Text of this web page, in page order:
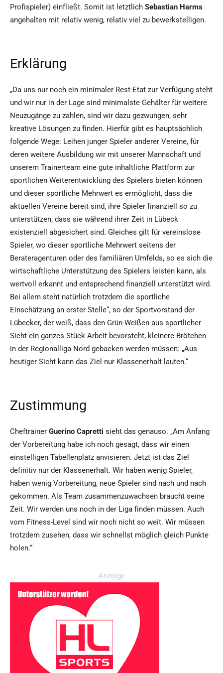
Profispieler) einfließt. Somit ist letztlich Sebastian Harms
angehalten mit relativ wenig, relativ viel zu bewerkstelligen.
Erklärung
„Da uns nur noch ein minimaler Rest-Etat zur Verfügung steht
und wir nur in der Lage sind minimalste Gehälter für weitere
Neuzugänge zu zahlen, sind wir dazu gezwungen, sehr
kreative Lösungen zu finden. Hierfür gibt es hauptsächlich
folgende Wege: Leihen junger Spieler anderer Vereine, für
deren weitere Ausbildung wir mit unserer Mannschaft und
unserem Trainerteam eine gute inhaltliche Plattform zur
sportlichen Weiterentwicklung des Spielers bieten können
und dieser sportliche Mehrwert es ermöglicht, dass die
aktuellen Vereine bereit sind, ihre Spieler finanziell so zu
unterstützen, dass sie während ihrer Zeit in Lübeck
existenziell abgesichert sind. Gleiches gilt für vereinslose
Spieler, wo dieser sportliche Mehrwert seitens der
Berateragenturen oder des familiären Umfelds, so es sich die
wirtschaftliche Unterstützung des Spielers leisten kann, als
wertvoll erkannt und entsprechend finanziell unterstützt wird.
Bei allem steht natürlich trotzdem die sportliche
Einschätzung an erster Stelle“, so der Sportvorstand der
Lübecker, der weiß, dass den Grün-Weißen aus sportlicher
Sicht ein ganzes Stück Arbeit bevorsteht, kleinere Brötchen
in der Regionalliga Nord gebacken werden müssen: „Aus
heutiger Sicht kann das Ziel nur Klassenerhalt lauten.“
Zustimmung
Cheftrainer Guerino Capretti sieht das genauso. „Am Anfang
der Vorbereitung habe ich noch gesagt, dass wir einen
einstelligen Tabellenplatz anvisieren. Jetzt ist das Ziel
definitiv nur der Klassenerhalt. Wir haben wenig Spieler,
haben wenig Vorbereitung, neue Spieler sind nach und nach
gekommen. Als Team zusammenzuwachsen braucht seine
Zeit. Wir werden uns noch in der Liga finden müssen. Auch
vom Fitness-Level sind wir noch nicht so weit. Wir müssen
trotzdem zusehen, dass wir schnellst möglich gleich Punkte
holen.“
Anzeige